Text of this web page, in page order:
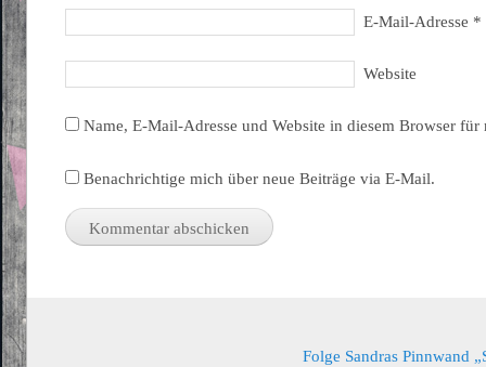
E-Mail-Adresse *
Website
Name, E-Mail-Adresse und Website in diesem Browser
Benachrichtige mich über neue Beiträge via E-Mail.
Folge Sandras Pinnwand